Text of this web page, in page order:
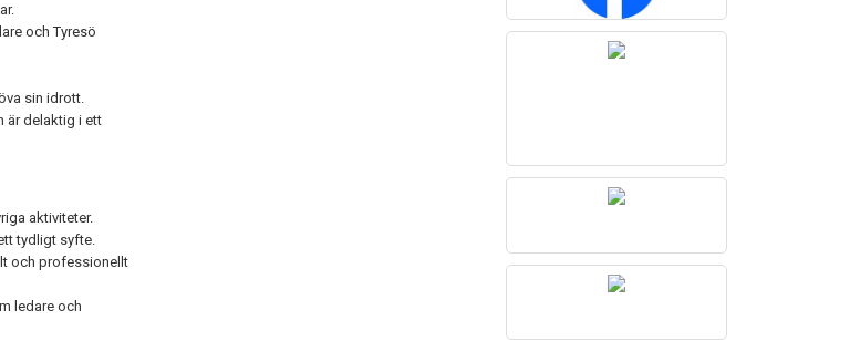
och Tyresö
sin idrott.
är delaktig i ett
aktiviteter.
tydligt syfte.
och professionellt
ledare och